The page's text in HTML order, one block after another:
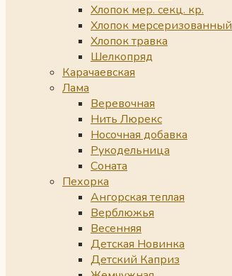
Хлопок мер. секц. кр.
Хлопок мерсеризованный
Хлопок травка
Шелкопряд
Карачаевская
Лама
Веревочная
Нить Люрекс
Носочная добавка
Рукодельница
Соната
Пехорка
Ангорская теплая
Верблюжья
Весенняя
Детская Новинка
Детский Каприз